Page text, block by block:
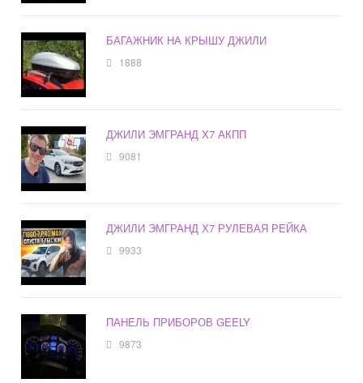
БАГАЖНИК НА КРЫШУ ДЖИЛИ
1888
ДЖИЛИ ЭМГРАНД Х7 АКПП
9081
ДЖИЛИ ЭМГРАНД Х7 РУЛЕВАЯ РЕЙКА
9933
ПАНЕЛЬ ПРИБОРОВ GEELY
9873